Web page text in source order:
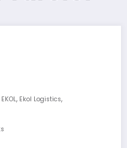
EKOL, Ekol Logistics,